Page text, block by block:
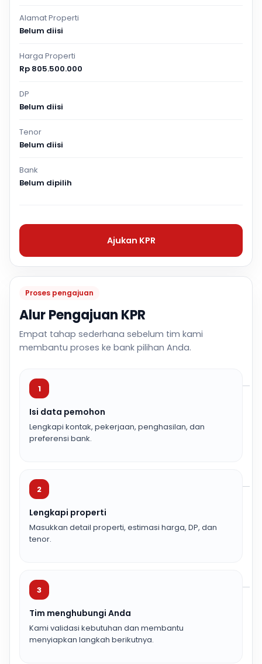
Proses pengajuan
Alur Pengajuan KPR
Empat tahap sederhana sebelum tim kami
membantu proses ke bank pilihan Anda.
1
Isi data pemohon
Lengkapi kontak, pekerjaan, penghasilan, dan
preferensi bank.
2
Lengkapi properti
Masukkan detail properti, estimasi harga, DP, dan
tenor.
3
Tim menghubungi Anda
Kami validasi kebutuhan dan membantu
menyiapkan langkah berikutnya.
Alamat Properti
Belum diisi
Harga Properti
Rp 805.500.000
DP
Belum diisi
Tenor
Belum diisi
Bank
Belum dipilih
Ajukan KPR